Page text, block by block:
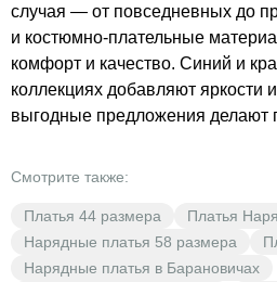
случая — от повседневных до
и костюмно-плательные
комфорт и качество. Синий и
коллекциях добавляют яркости
выгодные предложения делают
обновить свой гардероб с
Смотрите также:
Платья 44 размера
Платья
Нарядные платья 58 размера
Нарядные платья в Барановичах